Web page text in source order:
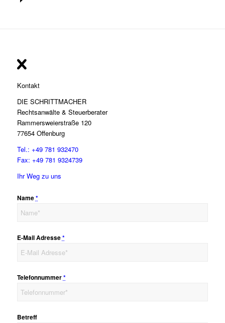
Kontakt
DIE SCHRITTMACHER
Rechtsanwälte & Steuerberater
Rammersweierstraße 120
77654 Offenburg
Tel.: +49 781 932470
Fax: +49 781 9324739
Ihr Weg zu uns
Name*
E-Mail Adresse*
Telefonnummer*
Betreff